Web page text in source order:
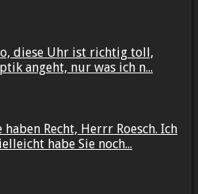
diese Uhr ist richtig toll,
angeht, nur was ich n...
Recht, Herrr Roesch. Ich
habe Sie noch...